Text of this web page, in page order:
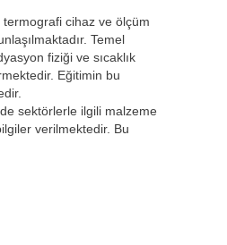
termografi cihaz ve ölçüm
Temel
fiziği ve sıcaklık
Eğitimin bu
sektörlerle ilgili malzeme
verilmektedir. Bu